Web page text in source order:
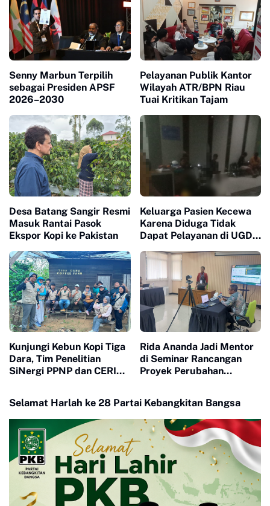
Senny Marbun Terpilih
sebagai Presiden APSF
2026–2030
Pelayanan Publik Kantor
Wilayah ATR/BPN Riau
Tuai Kritikan Tajam
Desa Batang Sangir Resmi
Masuk Rantai Pasok
Ekspor Kopi ke Pakistan
Keluarga Pasien Kecewa
Karena Diduga Tidak
Dapat Pelayanan di UGD
Kunjungi Kebun Kopi Tiga
Dara, Tim Penelitian
SiNergi PPNP dan CERI
Indonesia
Rida Ananda Jadi Mentor
di Seminar Rancangan
Proyek Perubahan
Selamat Harlah ke 28 Partai Kebangkitan Bangsa